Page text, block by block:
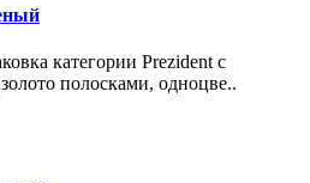
категории Prezident с
полосками, одноцве..